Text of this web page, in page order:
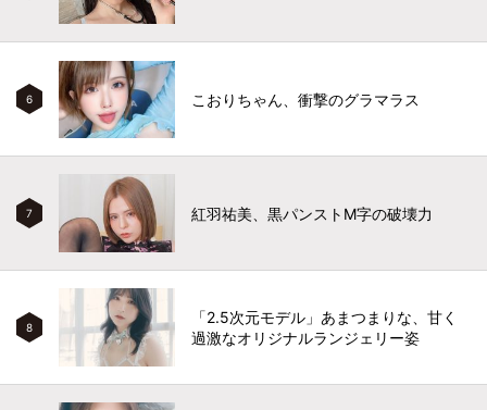
6 こおりちゃん、衝撃のグラマラス
7 紅羽祐美、黒パンストM字の破壊力
8
「2.5次元モデル」あまつまりな、甘く
過激なオリジナルランジェリー姿